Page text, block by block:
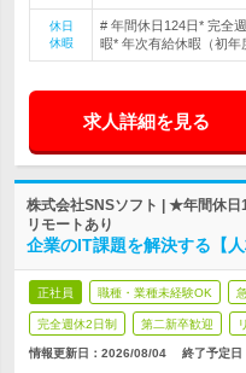
休日
休暇
# 年間休日124日* 完全
暇* 年次有給休暇（初年
求人詳細を見る
株式会社SNSソフト | ★年間休
リモートあり
企業のIT課題を解決する【
正社員 職種・業種未経験OK
完全週休2日制 第二新卒歓迎
情報更新日：2026/08/04 終了予定日